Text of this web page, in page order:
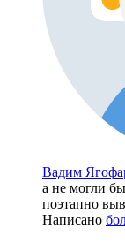
Вадим
а не могли
поэтапно
Написано